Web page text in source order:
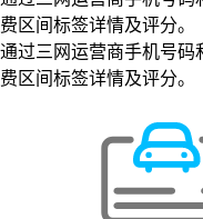
费区间标签详情及评分。
通过三网运营商手机号
费区间标签详情及评分。